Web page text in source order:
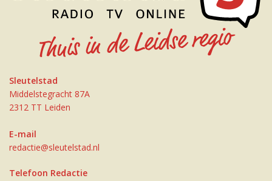
Sleutelstad
Middelstegracht 87A
2312 TT Leiden
E-mail
redactie@sleutelstad.nl
Telefoon Redactie